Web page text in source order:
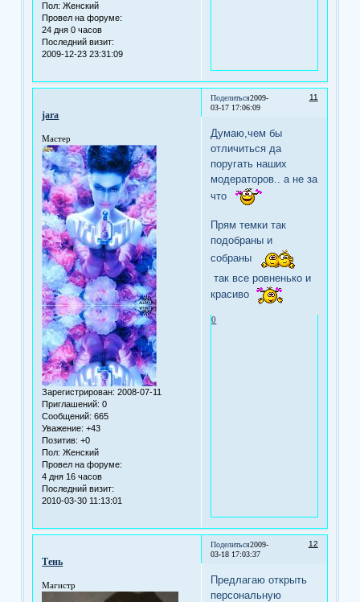
Пол: Женский
Провел на форуме:
24 дня 0 часов
Последний визит:
2009-12-23 23:31:09
Поделиться 11
2009-
03-17 17:06:09
jara
Мастер
Зарегистрирован: 2008-07-11
Приглашений: 0
Сообщений: 665
Уважение: +43
Позитив: +0
Пол: Женский
Провел на форуме:
4 дня 16 часов
Последний визит:
2010-03-30 11:13:01
Думаю,чем бы
отличиться да
поругать наших
модераторов.. а не за
что
Прям темки так
подобраны и
собраны
так все ровненько и
красиво
0
Поделиться 12
2009-
03-18 17:03:37
Тень
Магистр
Предлагаю открыть
персональную